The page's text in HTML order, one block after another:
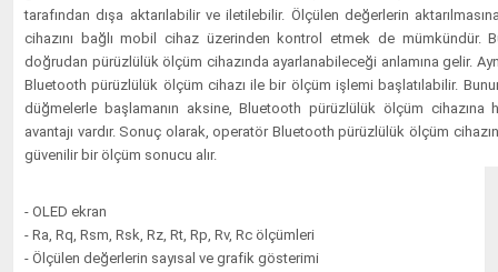
tarafından dışa aktarılabilir ve iletilebilir. Ölçülen değerlerin
cihazını bağlı mobil cihaz üzerinden kontrol etmek de mümkündür.
doğrudan pürüzlülük ölçüm cihazında ayarlanabileceği anlamına gelir.
Bluetooth pürüzlülük ölçüm cihazı ile bir ölçüm işlemi başlatılabilir.
düğmelerle başlamanın aksine, Bluetooth pürüzlülük ölçüm
avantajı vardır. Sonuç olarak, operatör Bluetooth pürüzlülük ölçüm
güvenilir bir ölçüm sonucu alır.
- OLED ekran
- Ra, Rq, Rsm, Rsk, Rz, Rt, Rp, Rv, Rc ölçümleri
- Ölçülen değerlerin sayısal ve grafik gösterimi